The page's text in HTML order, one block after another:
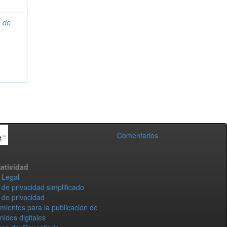
de
Comentarios
privacidad simplificado
privacidad
para la publicación de
digitales